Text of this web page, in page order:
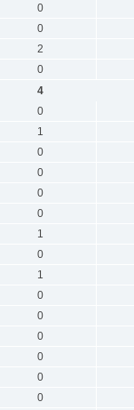
0
0
2
0
4
0
1
0
0
0
0
1
0
1
0
0
0
0
0
0